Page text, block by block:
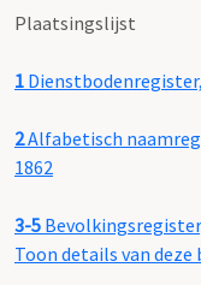
Plaatsingslijst
1
2Alfabetisch
1862
3-5
Toon details van deze